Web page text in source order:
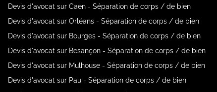
Devis d'avocat sur Caen - Séparation de corps / de bien
Devis d'avocat sur Orléans - Séparation de corps / de bien
Devis d'avocat sur Bourges - Séparation de corps / de bien
Devis d'avocat sur Besançon - Séparation de corps / de bien
Devis d'avocat sur Mulhouse - Séparation de corps / de bien
Devis d'avocat sur Pau - Séparation de corps / de bien